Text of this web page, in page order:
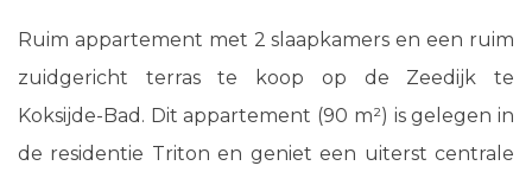
Ruim appartement met 2 slaapkamers en een ruim
zuidgericht terras te koop op de Zeedijk te
Koksijde-Bad. Dit appartement (90 m²) is gelegen in
de residentie Triton en geniet een uiterst centrale